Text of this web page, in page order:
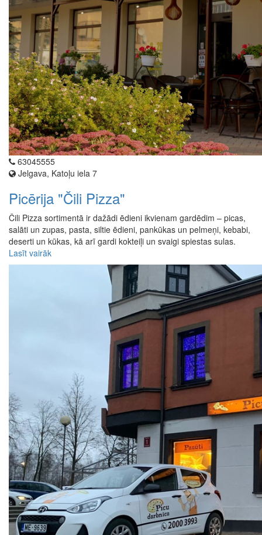
63045555
Jelgava, Katoļu iela 7
Picērija "Čili Pizza"
Čili Pizza sortimentā ir dažādi ēdieni ikvienam gardēdim – picas,
salāti un zupas, pasta, siltie ēdieni, pankūkas un pelmeņi, kebabi,
deserti un kūkas, kā arī gardi kokteiļi un svaigi spiestas sulas.
Lasīt vairāk